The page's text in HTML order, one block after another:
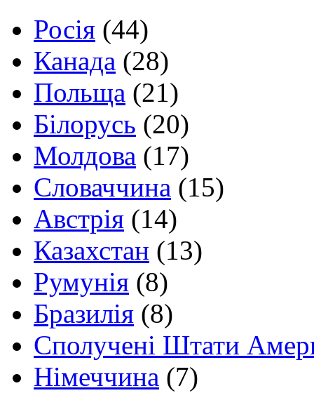
Росія (44)
Канада (28)
Польща (21)
Білорусь (20)
Молдова (17)
Словаччина (15)
Австрія (14)
Казахстан (13)
Румунія (8)
Бразилія (8)
Сполучені Штати
Німеччина (7)